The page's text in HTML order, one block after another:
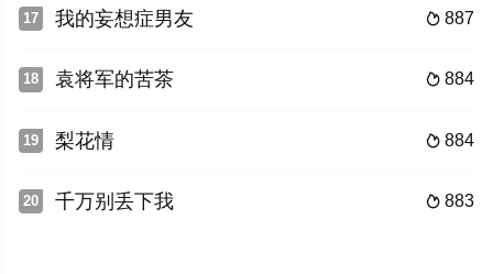
17  887
我的妄想症男友
18  884
袁将军的苦茶
19  884
梨花情
20  883
千万别丢下我